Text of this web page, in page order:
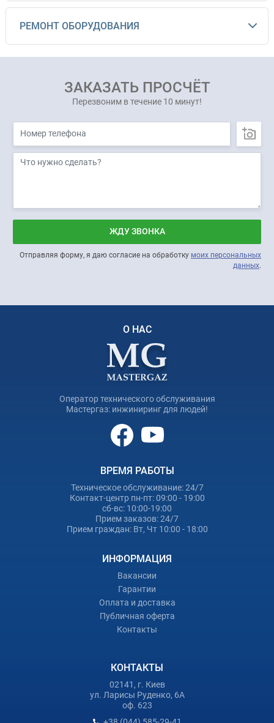
РЕМОНТ ОБОРУДОВАНИЯ
ЗАКАЗАТЬ ПРОСЧЁТ
Перезвоним в течение 10 минут!
ЖДУ ЗВОНКА
Отправляя форму, я даю согласие на обработку моих персональных
данных.
О НАС
Оператор технического обслуживания
Мастергаз: инжиниринг для людей!
ВРЕМЯ РАБОТЫ
Техническое обслуживание: 24/7
Контакт-центр пн-пт: 09:00 - 19:00
сб-вс: 10:00-19:00
Прием заказов: 24/7
Прием граждан: Вт, Чт 10:00 - 18:00
ИНФОРМАЦИЯ
Вакансии
Гарантии
Оплата и доставка
Публичная оферта
Контакты
КОНТАКТЫ
02141, г. Киев
ул. Ларисы Руденко, 6А
оф. 623